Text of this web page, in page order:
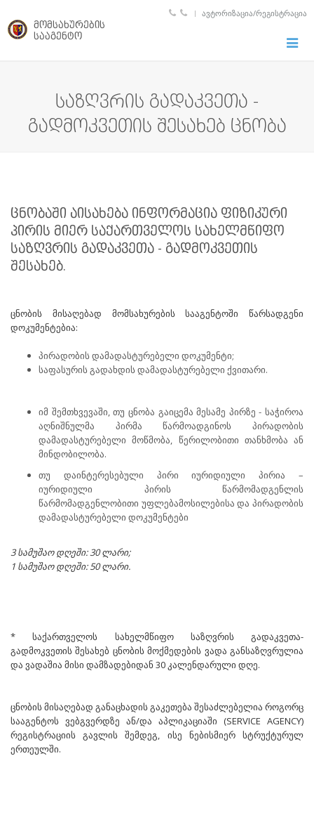
მომსახურების
სააგენტო
ᲐᲕᲢᲝᲠᲘᲖᲐᲪᲘᲐ/ᲠᲔᲒᲘᲡᲢᲠᲐᲪᲘᲐ
Toggle
საზღვრის გადაკვეთა -
გადმოკვეთის შესახებ ცნობა
ცნობაში აისახება ინფორმაცია ფიზიკური
პირის მიერ საქართველოს სახელმწიფო
საზღვრის გადაკვეთა - გადმოკვეთის
შესახებ.
ცნობის მისაღებად მომსახურების სააგენტოში წარსადგენი
დოკუმენტებია:
პირადობის დამადასტურებელი დოკუმენტი;
საფასურის გადახდის დამადასტურებელი ქვითარი.
იმ შემთხვევაში, თუ ცნობა გაიცემა მესამე პირზე - საჭიროა
აღნიშნულმა პირმა წარმოადგინოს პირადობის
დამადასტურებელი მოწმობა, წერილობითი თანხმობა ან
მინდობილობა.
თუ დაინტერესებული პირი იურიდიული პირია –
იურიდიული პირის წარმომადგენლის
წარმომადგენლობითი უფლებამოსილებისა და პირადობის
დამადასტურებელი დოკუმენტები
3 სამუშაო დღეში: 30 ლარი;
1 სამუშაო დღეში: 50 ლარი.
* საქართველოს სახელმწიფო საზღვრის გადაკვეთა-
გადმოკვეთის შესახებ ცნობის მოქმედების ვადა განსაზღვრულია
და ვადაშია მისი დამზადებიდან 30 კალენდარული დღე.
ცნობის მისაღებად განაცხადის გაკეთება შესაძლებელია როგორც
სააგენტოს ვებგვერდზე ან/და აპლიკაციაში (SERVICE AGENCY)
რეგისტრაციის გავლის შემდეგ, ისე ნებისმიერ სტრუქტურულ
ერთეულში.